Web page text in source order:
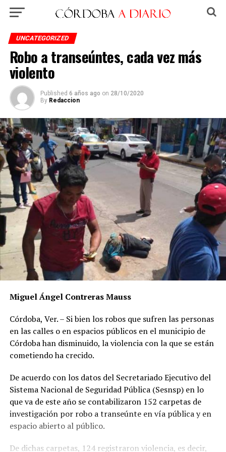
UNCATEGORIZED
Robo a transeúntes, cada vez más
violento
Published 6 años ago on 28/10/2020
By Redaccion
Miguel Ángel Contreras Mauss
Córdoba, Ver. – Si bien los robos que sufren las personas
en las calles o en espacios públicos en el municipio de
Córdoba han disminuido, la violencia con la que se están
cometiendo ha crecido.
De acuerdo con los datos del Secretariado Ejecutivo del
Sistema Nacional de Seguridad Pública (Sesnsp) en lo
que va de este año se contabilizaron 152 carpetas de
investigación por robo a transeúnte en vía pública y en
espacio abierto al público.
De dichas carpetas, 124 registraron violencia, es decir,